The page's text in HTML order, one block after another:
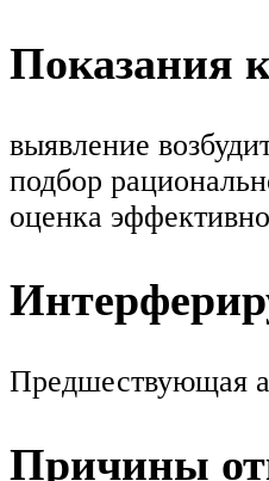
Показания
выявление
подбор
оценка
Предшествующая
Причины